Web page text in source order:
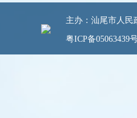
主办：汕尾市人民
粤ICP备05063439